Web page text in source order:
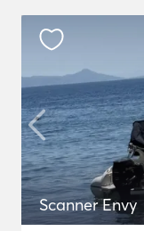
Scanner Envy